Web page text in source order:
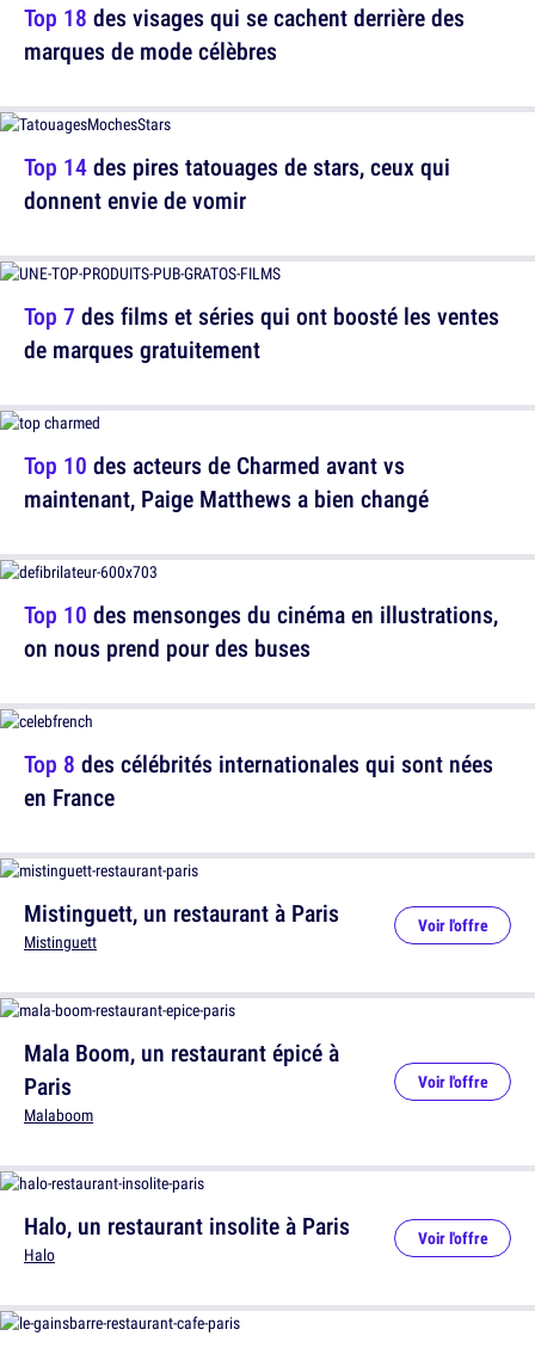
Top 14des pires tatouages de stars, ceux qui
donnent envie de vomir
Top 10 des acteurs de Charmed avant vs
maintenant, Paige Matthews a bien changé
Top 8 des célébrités internationales qui sont nées
en France
Mala Boom, un restaurant épicé à
Paris
Malaboom
Voir l'offre
Top 18 des visages qui se cachent derrière des
marques de mode célèbres
Top 7 des films et séries qui ont boosté les ventes
de marques gratuitement
Top 10 des mensonges du cinéma en illustrations,
on nous prend pour des buses
Mistinguett, un restaurant à Paris
Mistinguett
Voir l'offre
Halo, un restaurant insolite à Paris
Halo
Voir l'offre